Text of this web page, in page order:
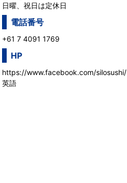
日曜、祝日は定休日
電話番号
+61 7 4091 1769
HP
https://www.facebook.com/silosushi/
英語